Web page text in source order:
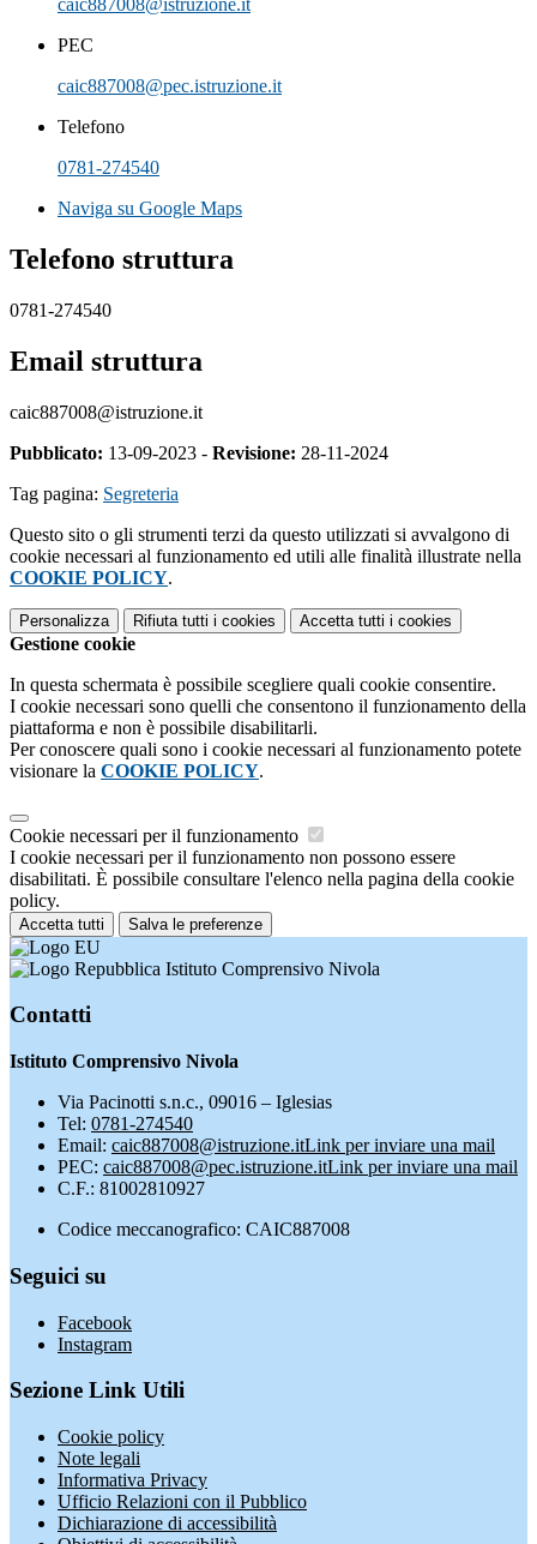
caic887008@istruzione.it
PEC
caic887008@pec.istruzione.it
Telefono
0781-274540
Naviga su Google Maps
Telefono struttura
0781-274540
Email struttura
caic887008@istruzione.it
Pubblicato: 13-09-2023 - Revisione: 28-11-2024
Tag pagina: Segreteria
Questo sito o gli strumenti terzi da questo utilizzati si avvalgono di
cookie necessari al funzionamento ed utili alle finalità illustrate nella
COOKIE POLICY.
Personalizza Rifiuta tutti i cookies Accetta tutti i cookies
Gestione cookie
In questa schermata è possibile scegliere quali cookie consentire.
I cookie necessari sono quelli che consentono il funzionamento della
piattaforma e non è possibile disabilitarli.
Per conoscere quali sono i cookie necessari al funzionamento potete
visionare la COOKIE POLICY.
Cookie necessari per il funzionamento
I cookie necessari per il funzionamento non possono essere
disabilitati. È possibile consultare l'elenco nella pagina della cookie
policy.
Accetta tutti Salva le preferenze
Istituto Comprensivo Nivola
Contatti
Istituto Comprensivo Nivola
Via Pacinotti s.n.c., 09016 – Iglesias
Tel: 0781-274540
Email: caic887008@istruzione.itLink per inviare una mail
PEC: caic887008@pec.istruzione.itLink per inviare una mail
C.F.: 81002810927
Codice meccanografico: CAIC887008
Seguici su
Facebook
Instagram
Sezione Link Utili
Cookie policy
Note legali
Informativa Privacy
Ufficio Relazioni con il Pubblico
Dichiarazione di accessibilità